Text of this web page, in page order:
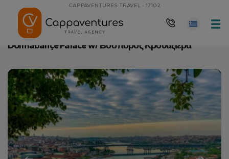
CAPPAVENTURES TRAVEL - 17102
Αρχική Σελίδα
Dolmabahçe Palace w/ Βόσπορος Κρουαζιέρα